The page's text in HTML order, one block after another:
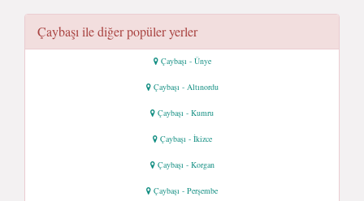
Çaybaşı ile diğer popüler yerler
Çaybaşı - Ünye
Çaybaşı - Altınordu
Çaybaşı - Kumru
Çaybaşı - İkizce
Çaybaşı - Korgan
Çaybaşı - Perşembe